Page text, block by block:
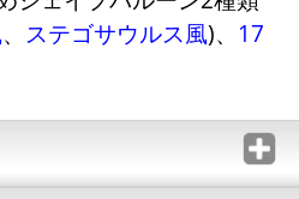
、 ステゴサウルス風)、 17